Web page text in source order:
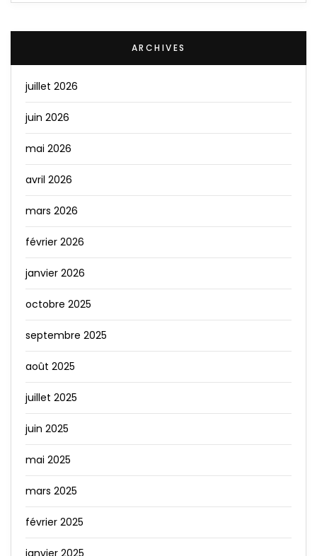
ARCHIVES
juillet 2026
juin 2026
mai 2026
avril 2026
mars 2026
février 2026
janvier 2026
octobre 2025
septembre 2025
août 2025
juillet 2025
juin 2025
mai 2025
mars 2025
février 2025